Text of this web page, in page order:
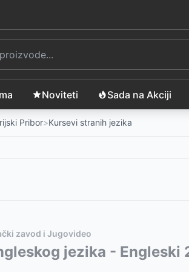
Noviteti Sada na Akciji
Pribor>Kursevi stranih jezika
RSD
zavod i Jugovideo
jezika - Engleski